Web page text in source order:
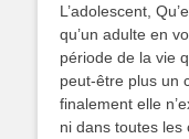
L’adolescent,
qu’un adulte en
période de la vie
peut-être plus un
finalement elle
ni dans toutes